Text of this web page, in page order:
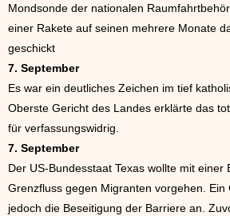
Mondsonde der nationalen
einer Rakete auf seinen mehrere Monate
geschickt
7. September
Es war ein deutliches Zeichen im tief
Oberste Gericht des Landes erklärte das
für verfassungswidrig.
7. September
Der US-Bundesstaat Texas wollte mit einer
Grenzfluss gegen Migranten vorgehen. Ein
jedoch die Beseitigung der Barriere an.